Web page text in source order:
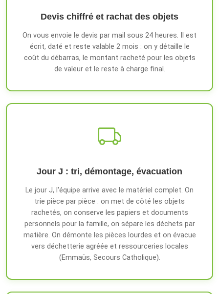
Devis chiffré et rachat des objets
On vous envoie le devis par mail sous 24 heures. Il est
écrit, daté et reste valable 2 mois : on y détaille le
coût du débarras, le montant racheté pour les objets
de valeur et le reste à charge final.
Jour J : tri, démontage, évacuation
Le jour J, l'équipe arrive avec le matériel complet. On
trie pièce par pièce : on met de côté les objets
rachetés, on conserve les papiers et documents
personnels pour la famille, on sépare les déchets par
matière. On démonte les pièces lourdes et on évacue
vers déchetterie agréée et ressourceries locales
(Emmaüs, Secours Catholique).